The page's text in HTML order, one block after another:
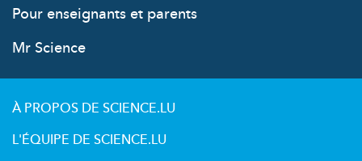
Pour enseignants et parents
Mr Science
À PROPOS DE SCIENCE.LU
L'ÉQUIPE DE SCIENCE.LU